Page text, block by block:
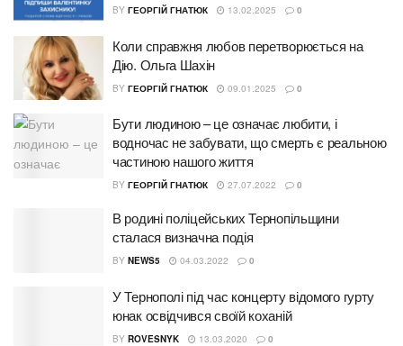
BY ГЕОРГІЙ ГНАТЮК 13.02.2025 0
Коли справжня любов перетворюється на
Дію. Ольга Шахін
BY ГЕОРГІЙ ГНАТЮК 09.01.2025 0
Бути людиною – це означає любити, і
водночас не забувати, що смерть є реальною
частиною нашого життя
BY ГЕОРГІЙ ГНАТЮК 27.07.2022 0
В родині поліцейських Тернопільщини
сталася визначна подія
BY NEWS5 04.03.2022 0
У Тернополі під час концерту відомого гурту
юнак освідчився своїй коханій
BY ROVESNYK 13.03.2020 0